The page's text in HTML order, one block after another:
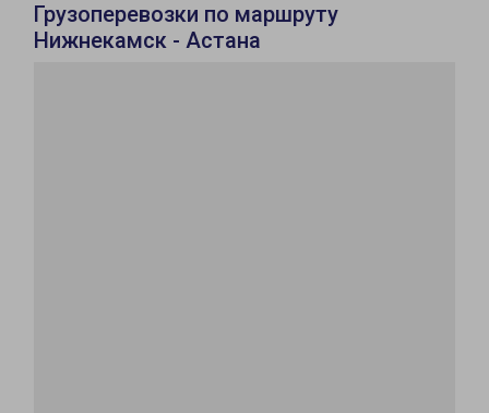
Грузоперевозки по маршруту
Нижнекамск - Астана